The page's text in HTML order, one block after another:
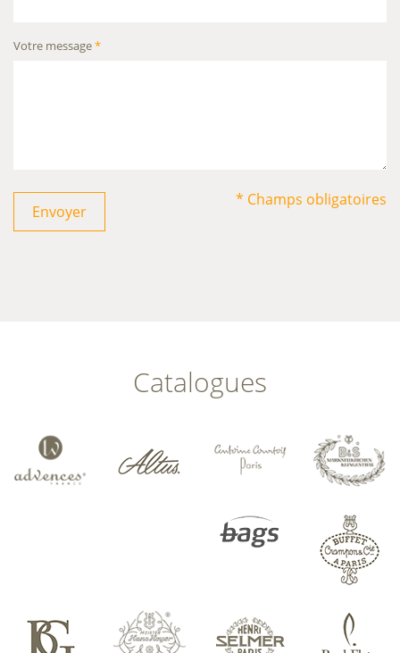
Votre message*
Envoyer
* Champs obligatoires
Catalogues